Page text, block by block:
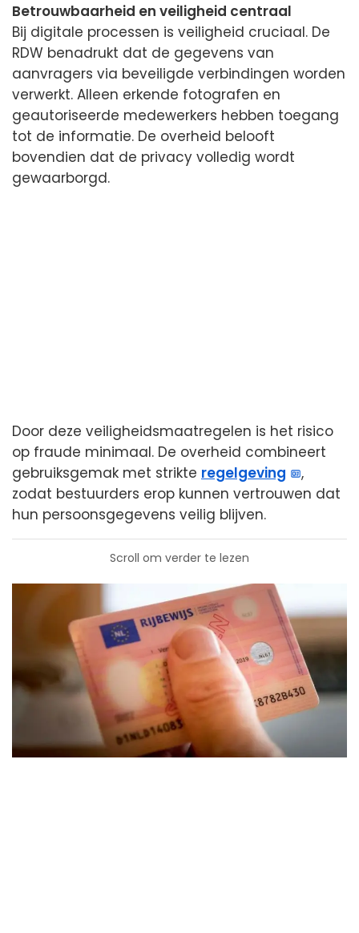
Betrouwbaarheid en veiligheid centraal
Bij digitale processen is veiligheid cruciaal. De
RDW benadrukt dat de gegevens van
aanvragers via beveiligde verbindingen worden
verwerkt. Alleen erkende fotografen en
geautoriseerde medewerkers hebben toegang
tot de informatie. De overheid belooft
bovendien dat de privacy volledig wordt
gewaarborgd.
Door deze veiligheidsmaatregelen is het risico
op fraude minimaal. De overheid combineert
gebruiksgemak met strikte regelgeving
,
zodat bestuurders erop kunnen vertrouwen dat
hun persoonsgegevens veilig blijven.
Scroll om verder te lezen